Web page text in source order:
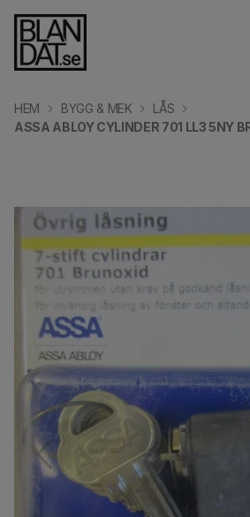
HEM BYGG & MEK
LÅS
ASSA ABLOY CYLINDER 701 LL3 5NY